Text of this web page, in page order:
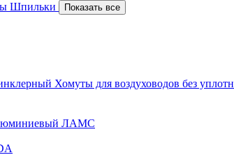
Шпильки Показать все
Хомуты для воздуховодов без
ЛАМС